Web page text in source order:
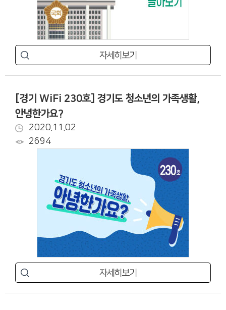
자세히보기
[경기 WiFi 230호] 경기도 청소년의 가족생활,
안녕한가요?
2020.11.02
2694
자세히보기